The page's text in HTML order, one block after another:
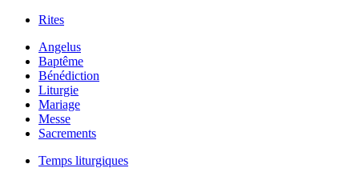
Rites
Angelus
Baptême
Bénédiction
Liturgie
Mariage
Messe
Sacrements
Temps liturgiques